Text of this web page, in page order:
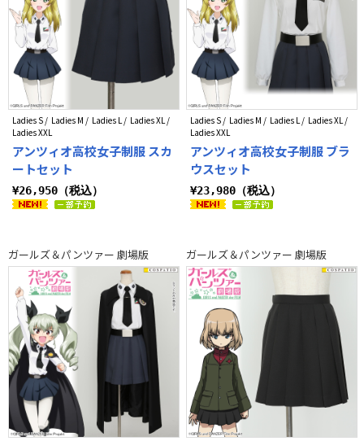
Ladies S / Ladies M / Ladies L / Ladies XL /
Ladies XXL
アンツィオ高校女子制服 スカ
ートセット
¥26,950（税込）
Ladies S / Ladies M / Ladies L / Ladies XL /
Ladies XXL
アンツィオ高校女子制服 ブラ
ウスセット
¥23,980（税込）
ガールズ＆パンツァー 劇場版 ガールズ＆パンツァー 劇場版